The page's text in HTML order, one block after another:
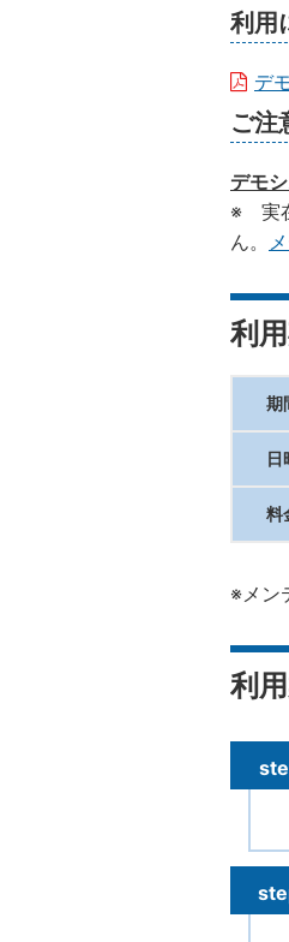
利用
デ
ご注
デモ
※ 実
ん。
利
期
日
料
※メン
利